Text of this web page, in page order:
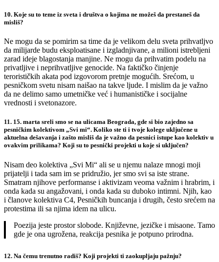
10. Koje su to teme iz sveta i društva o kojima ne možeš da prestaneš da
misliš?
Ne mogu da se pomirim sa time da je velikom delu sveta prihvatljvo
da milijarde budu eksploatisane i izgladnjivane, a milioni istrebljeni
zarad ideje blagostanja manjine. Ne mogu da prihvatim podelu na
privatljive i neprihvatljive genocide. Na faktičko činjenje
terorističkih akata pod izgovorom pretnje mogućih. Srećom, u
pesničkom svetu nisam naišao na takve ljude. I mislim da je važno
da ne delimo samo umetničke već i humanističke i socijalne
vrednosti i svetonazore.
11. 15. marta sreli smo se na ulicama Beograda, gde si bio zajedno sa
pesničkim kolektivom „Svi mi“. Koliko ste ti i tvoje kolege uključene u
aktuelna dešavanja i zašto misliš da je važno da pesnici istupe kao kolektiv u
ovakvim prilikama? Koji su to pesnički projekti u koje si uključen?
Nisam deo kolektiva „Svi Mi“ ali se u njemu nalaze mnogi moji
prijatelji i tada sam im se pridružio, jer smo svi sa iste strane.
Smatram njihove performanse i aktivizam veoma važnim i hrabrim, i
onda kada su angažovani, i onda kada su duboko intimni. Njih, kao
i članove kolektiva C4, Pesničkih buncanja i drugih, često srećem na
protestima ili sa njima idem na ulicu.
Poezija jeste prostor slobode. Književne, jezičke i misaone. Tamo
gde je ona ugrožena, reakcija pesnika je potpuno prirodna.
12. Na čemu trenutno radiš? Koji projekti ti zaokupljaju pažnju?